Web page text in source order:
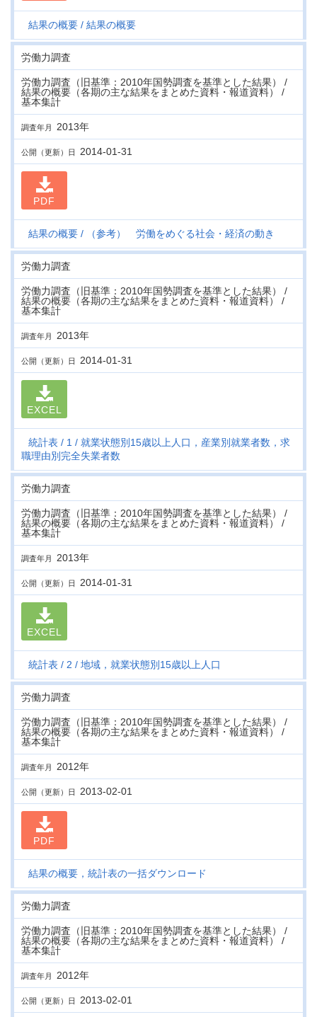
結果の概要 結果の概要
労働力調査
労働力調査（旧基準：2010年国勢調査を基準とした結果） /
結果の概要（各期の主な結果をまとめた資料・報道資料） /
基本集計
調査年月 2013年
公開（更新）日 2014-01-31
PDF
結果の概要 （参考） 労働をめぐる社会・経済の動き
労働力調査
労働力調査（旧基準：2010年国勢調査を基準とした結果） /
結果の概要（各期の主な結果をまとめた資料・報道資料） /
基本集計
調査年月 2013年
公開（更新）日 2014-01-31
EXCEL
統計表 1
就業状態別15歳以上人口，産業別就業者数，求
職理由別完全失業者数
労働力調査
労働力調査（旧基準：2010年国勢調査を基準とした結果） /
結果の概要（各期の主な結果をまとめた資料・報道資料） /
基本集計
調査年月 2013年
公開（更新）日 2014-01-31
EXCEL
統計表 2 地域，就業状態別15歳以上人口
労働力調査
労働力調査（旧基準：2010年国勢調査を基準とした結果） /
結果の概要（各期の主な結果をまとめた資料・報道資料） /
基本集計
調査年月 2012年
公開（更新）日 2013-02-01
PDF
結果の概要，統計表の一括ダウンロード
労働力調査
労働力調査（旧基準：2010年国勢調査を基準とした結果） /
結果の概要（各期の主な結果をまとめた資料・報道資料） /
基本集計
調査年月 2012年
公開（更新）日 2013-02-01